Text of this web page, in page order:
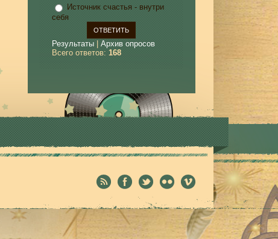
Источник счастья - внутри
себя
Результаты| Архив опросов
Всего ответов: 168